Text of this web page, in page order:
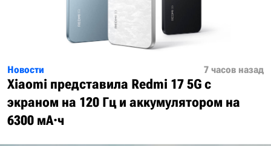
Новости 7 часов назад
Xiaomi представила Redmi 17 5G с
экраном на 120 Гц и аккумулятором на
6300 мА·ч